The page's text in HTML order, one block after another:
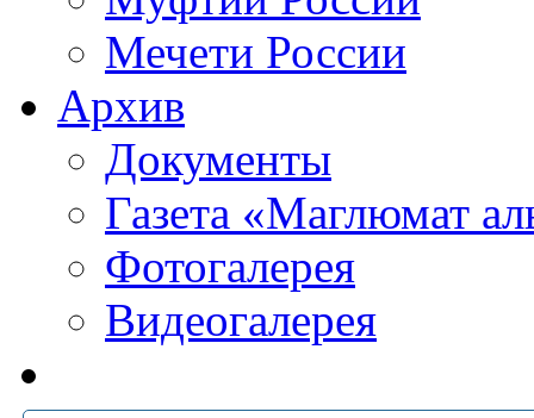
Мечети России
Архив
Документы
Газета «Маглюмат
Фотогалерея
Видеогалерея